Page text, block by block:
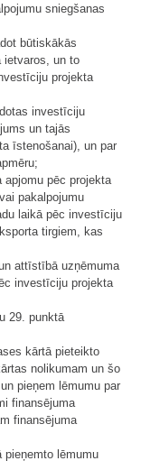
sniegšanas
būtiskākās
un to
projekta
investīciju
un tajās
īstenošanai), un par
apjomu pēc projekta
pakalpojumu
laikā pēc investīciju
tirgiem, kas
attīstībā uzņēmuma
investīciju projekta
29. punktā
kārtā pieteikto
nolikumam un šo
pieņem lēmumu par
finansējuma
finansējuma
pieņemto lēmumu